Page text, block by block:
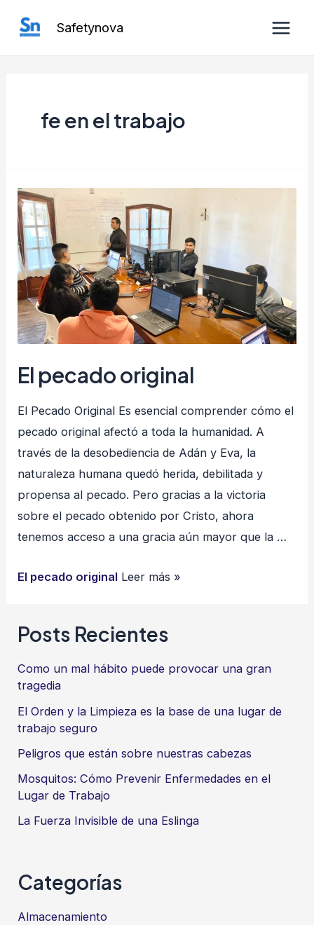
Safetynova
fe en el trabajo
El pecado original
El Pecado Original Es esencial comprender cómo el
pecado original afectó a toda la humanidad. A
través de la desobediencia de Adán y Eva, la
naturaleza humana quedó herida, debilitada y
propensa al pecado. Pero gracias a la victoria
sobre el pecado obtenido por Cristo, ahora
tenemos acceso a una gracia aún mayor que la …
El pecado original Leer más »
Posts Recientes
Como un mal hábito puede provocar una gran
tragedia
El Orden y la Limpieza es la base de una lugar de
trabajo seguro
Peligros que están sobre nuestras cabezas
Mosquitos: Cómo Prevenir Enfermedades en el
Lugar de Trabajo
La Fuerza Invisible de una Eslinga
Categorías
Almacenamiento